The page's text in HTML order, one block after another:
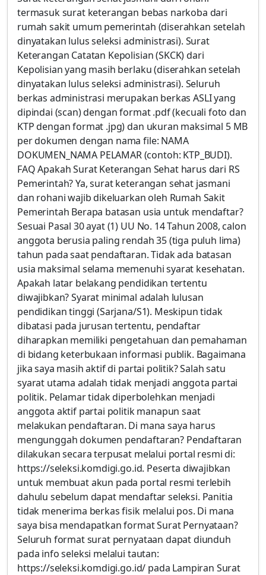
termasuk surat keterangan bebas narkoba dari
rumah sakit umum pemerintah (diserahkan setelah
dinyatakan lulus seleksi administrasi). Surat
Keterangan Catatan Kepolisian (SKCK) dari
Kepolisian yang masih berlaku (diserahkan setelah
dinyatakan lulus seleksi administrasi). Seluruh
berkas administrasi merupakan berkas ASLI yang
dipindai (scan) dengan format .pdf (kecuali foto dan
KTP dengan format .jpg) dan ukuran maksimal 5 MB
per dokumen dengan nama file: NAMA
DOKUMEN_NAMA PELAMAR (contoh: KTP_BUDI).
FAQ Apakah Surat Keterangan Sehat harus dari RS
Pemerintah? Ya, surat keterangan sehat jasmani
dan rohani wajib dikeluarkan oleh Rumah Sakit
Pemerintah Berapa batasan usia untuk mendaftar?
Sesuai Pasal 30 ayat (1) UU No. 14 Tahun 2008, calon
anggota berusia paling rendah 35 (tiga puluh lima)
tahun pada saat pendaftaran. Tidak ada batasan
usia maksimal selama memenuhi syarat kesehatan.
Apakah latar belakang pendidikan tertentu
diwajibkan? Syarat minimal adalah lulusan
pendidikan tinggi (Sarjana/S1). Meskipun tidak
dibatasi pada jurusan tertentu, pendaftar
diharapkan memiliki pengetahuan dan pemahaman
di bidang keterbukaan informasi publik. Bagaimana
jika saya masih aktif di partai politik? Salah satu
syarat utama adalah tidak menjadi anggota partai
politik. Pelamar tidak diperbolehkan menjadi
anggota aktif partai politik manapun saat
melakukan pendaftaran. Di mana saya harus
mengunggah dokumen pendaftaran? Pendaftaran
dilakukan secara terpusat melalui portal resmi di:
https://seleksi.komdigi.go.id. Peserta diwajibkan
untuk membuat akun pada portal resmi terlebih
dahulu sebelum dapat mendaftar seleksi. Panitia
tidak menerima berkas fisik melalui pos. Di mana
saya bisa mendapatkan format Surat Pernyataan?
Seluruh format surat pernyataan dapat diunduh
pada info seleksi melalui tautan:
https://seleksi.komdigi.go.id/ pada Lampiran Surat